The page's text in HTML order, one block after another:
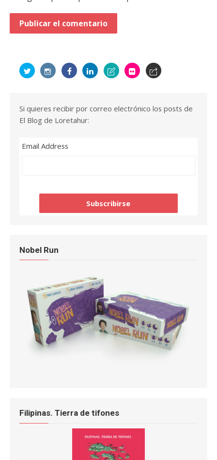
Si quieres recibir por correo electrónico los posts de
El Blog de Loretahur:
Email Address
Nobel Run
Filipinas. Tierra de tifones